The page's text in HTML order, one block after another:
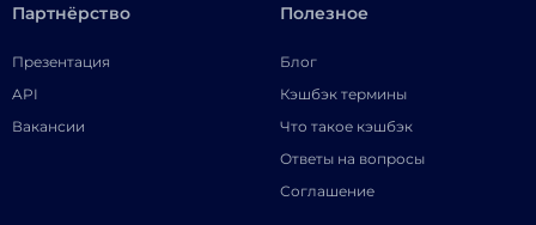
Партнёрство
Презентация
API
Вакансии
Полезное
Блог
Кэшбэк термины
Что такое кэшбэк
Ответы на вопросы
Соглашение